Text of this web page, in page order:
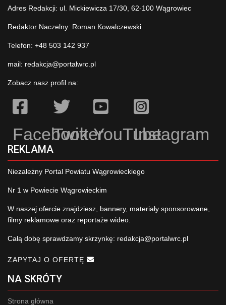
Adres Redakcji: ul. Mickiewicza 17/30, 62-100 Wągrowiec
Redaktor Naczelny: Roman Kowalczewski
Telefon: +48 503 142 937
mail: redakcja@portalwrc.pl
Zobacz nasz profil na:
Facebook
TwitterYouTubeInstagram
REKLAMA
Niezależny Portal Powiatu Wągrowieckiego
Nr 1 w Powiecie Wągrowieckim
W naszej ofercie znajdziesz, bannery, materiały sponsorowane,
filmy reklamowe oraz reportaże wideo.
Całą dobę sprawdzamy skrzynkę: redakcja@portalwrc.pl
ZAPYTAJ O OFERTĘ
NA SKRÓTY
Strona główna